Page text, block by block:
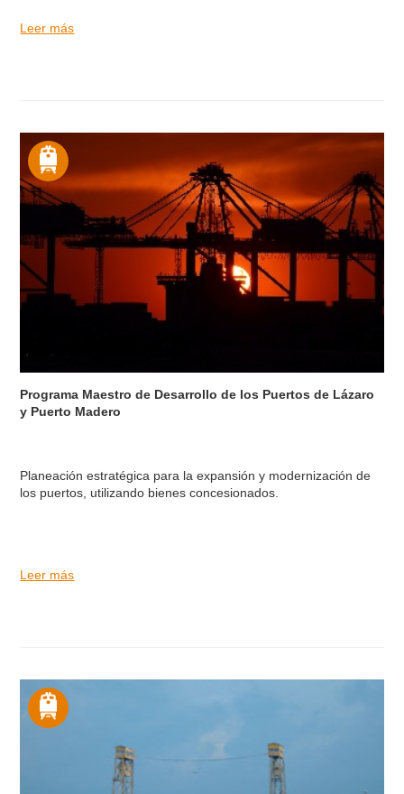
Leer más
Programa Maestro de Desarrollo de los Puertos de Lázaro
y Puerto Madero
Planeación estratégica para la expansión y modernización de
los puertos, utilizando bienes concesionados.
Leer más